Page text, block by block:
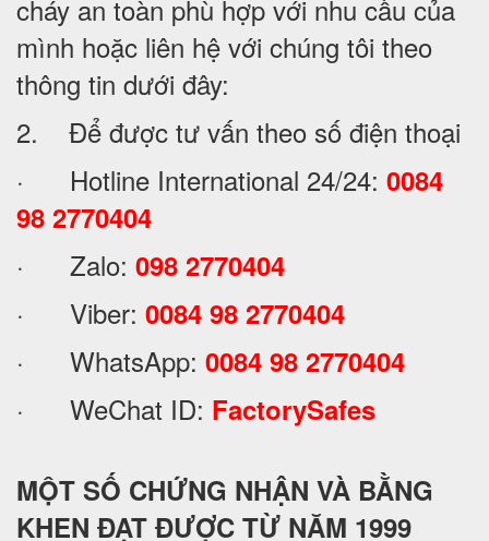
cháy an toàn phù hợp với nhu cầu của
mình hoặc liên hệ với chúng tôi theo
thông tin dưới đây:
2. Để được tư vấn theo số điện thoại
· Hotline International 24/24: 0084
98 2770404
· Zalo: 098 2770404
· Viber: 0084 98 2770404
· WhatsApp: 0084 98 2770404
· WeChat ID: FactorySafes
MỘT SỐ CHỨNG NHẬN VÀ BẰNG
KHEN ĐẠT ĐƯỢC TỪ NĂM 1999